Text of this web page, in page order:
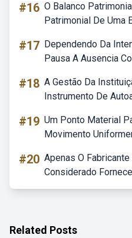
#16 O Balanco
Patrimonial De Uma
#17 Dependendo Da
Pausa A Ausencia
#18 A Gestão Da
Instrumento De
#19 Um Ponto Material
Movimento
#20 Apenas O
Considerado
Related Posts